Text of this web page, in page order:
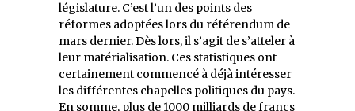
législature. C’est l’un des points des
réformes adoptées lors du référendum de
mars dernier. Dès lors, il s’agit de s’atteler à
leur matérialisation. Ces statistiques ont
certainement commencé à déjà intéresser
les différentes chapelles politiques du pays.
En somme, plus de 1000 milliards de francs